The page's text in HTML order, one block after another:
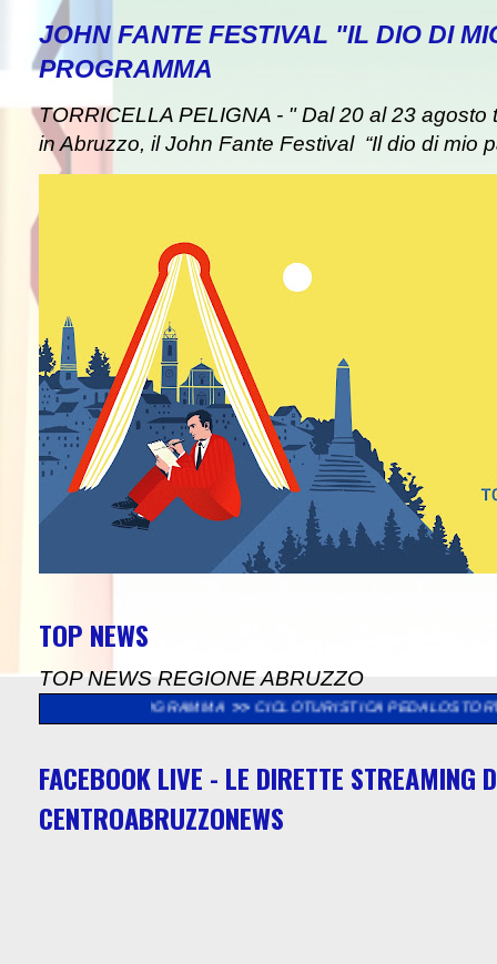
JOHN FANTE FESTIVAL "IL DIO DI
PROGRAMMA
TORRICELLA PELIGNA - " Dal 20 al 23 agosto
in Abruzzo, il John Fante Festival “Il dio di mio
TOP NEWS
TOP NEWS REGIONE ABRUZZO
CICLOTURISTICA PEDALOSTORTO:
FACEBOOK LIVE - LE DIRETTE STREAMING
CENTROABRUZZONEWS